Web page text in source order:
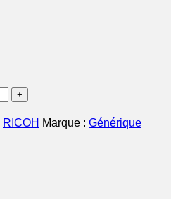
RICOH Marque : Générique